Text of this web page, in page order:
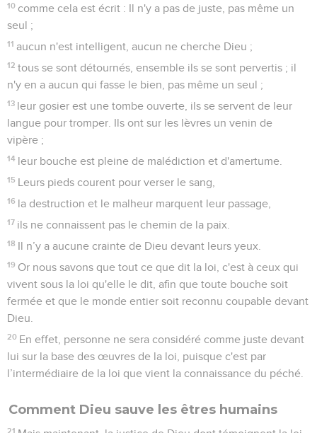
10 comme cela est écrit : Il n'y a pas de juste, pas même un
seul ;
11 aucun n'est intelligent, aucun ne cherche Dieu ;
12 tous se sont détournés, ensemble ils se sont pervertis ; il
n'y en a aucun qui fasse le bien, pas même un seul ;
13 leur gosier est une tombe ouverte, ils se servent de leur
langue pour tromper. Ils ont sur les lèvres un venin de
vipère ;
14 leur bouche est pleine de malédiction et d'amertume.
15 Leurs pieds courent pour verser le sang,
16 la destruction et le malheur marquent leur passage,
17 ils ne connaissent pas le chemin de la paix.
18 Il n’y a aucune crainte de Dieu devant leurs yeux.
19 Or nous savons que tout ce que dit la loi, c'est à ceux qui
vivent sous la loi qu'elle le dit, afin que toute bouche soit
fermée et que le monde entier soit reconnu coupable devant
Dieu.
20 En effet, personne ne sera considéré comme juste devant
lui sur la base des œuvres de la loi, puisque c'est par
l’intermédiaire de la loi que vient la connaissance du péché.
Comment Dieu sauve les êtres humains
21